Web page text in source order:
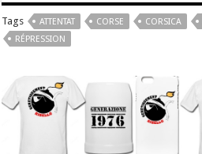
Tags ATTENTAT CORSE CORSICA
RÉPRESSION